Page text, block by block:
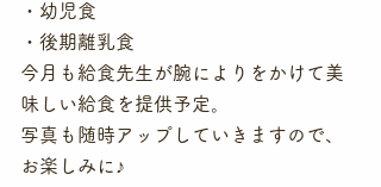
・幼児食
・後期離乳食
今月も給食先生が腕によりをかけて美
味しい給食を提供予定。
写真も随時アップしていきますので、
お楽しみに♪